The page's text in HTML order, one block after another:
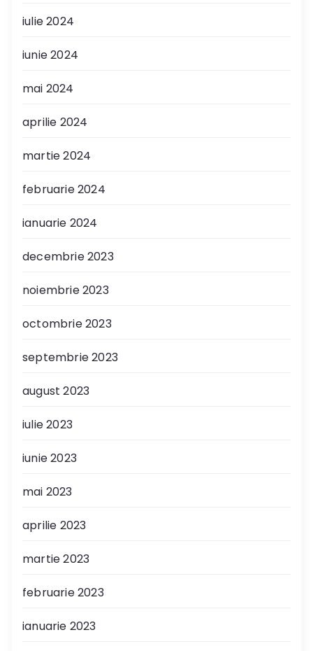
iulie 2024
iunie 2024
mai 2024
aprilie 2024
martie 2024
februarie 2024
ianuarie 2024
decembrie 2023
noiembrie 2023
octombrie 2023
septembrie 2023
august 2023
iulie 2023
iunie 2023
mai 2023
aprilie 2023
martie 2023
februarie 2023
ianuarie 2023